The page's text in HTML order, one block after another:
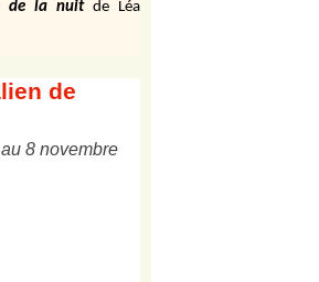
de la nuit de Léa
de
8 novembre